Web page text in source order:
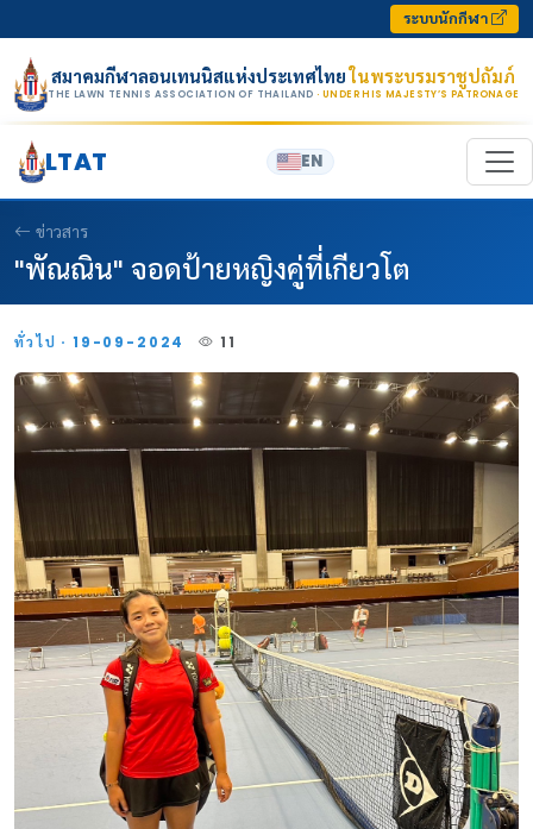
ระบบนักกีฬา
สมาคมกีฬาลอนเทนนิสแห่งประเทศไทยในพระบรมราชูปถัมภ์
THE LAWN TENNIS ASSOCIATION OF THAILAND · UNDER HIS MAJESTY’S PATRONAGE
LTAT EN
ข่าวสาร
"พัณณิน" จอดป้ายหญิงคู่ที่เกียวโต
ทั่วไป · 19-09-2024 11